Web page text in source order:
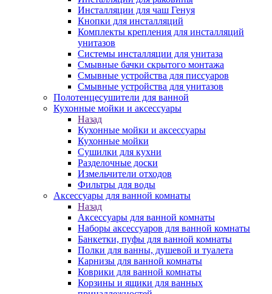
Инсталляции для чаш Генуя
Кнопки для инсталляций
Комплекты крепления для инсталляций
унитазов
Системы инсталляции для унитаза
Смывные бачки скрытого монтажа
Смывные устройства для писсуаров
Смывные устройства для унитазов
Полотенцесушители для ванной
Кухонные мойки и аксессуары
Назад
Кухонные мойки и аксессуары
Кухонные мойки
Сушилки для кухни
Разделочные доски
Измельчители отходов
Фильтры для воды
Аксессуары для ванной комнаты
Назад
Аксессуары для ванной комнаты
Наборы аксессуаров для ванной комнаты
Банкетки, пуфы для ванной комнаты
Полки для ванны, душевой и туалета
Карнизы для ванной комнаты
Коврики для ванной комнаты
Корзины и ящики для ванных